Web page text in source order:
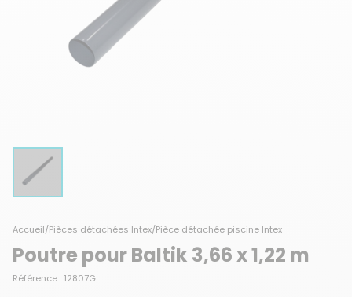
Accueil/Pièces détachées Intex/Pièce détachée piscine Intex
Poutre pour Baltik 3,66 x 1,22 m
Référence : 12807G